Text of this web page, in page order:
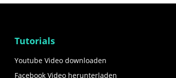
Tutorials
Youtube Video downloaden
Facebook Video herunterladen